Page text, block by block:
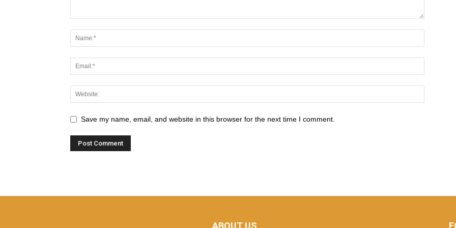
Save my name, email, and website in this browser for the next time I comment.
ABOUT US